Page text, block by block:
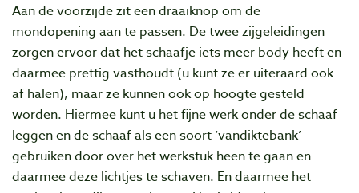
Aan de voorzijde zit een draaiknop om de
mondopening aan te passen. De twee zijgeleidingen
zorgen ervoor dat het schaafje iets meer body heeft en
daarmee prettig vasthoudt (u kunt ze er uiteraard ook
af halen), maar ze kunnen ook op hoogte gesteld
worden. Hiermee kunt u het fijne werk onder de schaaf
leggen en de schaaf als een soort ‘vandiktebank’
gebruiken door over het werkstuk heen te gaan en
daarmee deze lichtjes te schaven. En daarmee het